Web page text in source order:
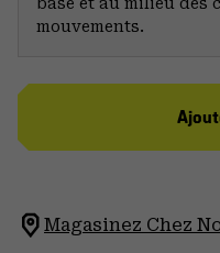
mouvements.
Magasinez Chez